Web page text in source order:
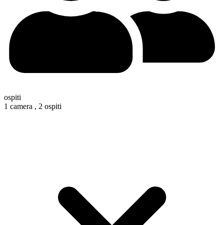
ospiti
1 camera , 2 ospiti